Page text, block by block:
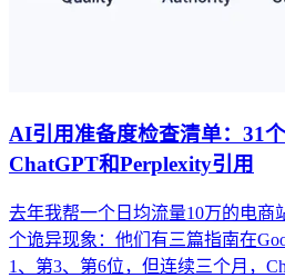
AI引用准备度检查清单：31
ChatGPT和Perplexity引用
去年我帮一个日均流量10万的电商
个诡异现象：他们有三篇指南在
1、第3、第6位，但连续三个月，